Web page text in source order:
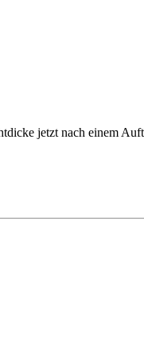
jetzt nach einem